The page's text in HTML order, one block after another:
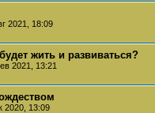
2021, 18:09
жить и развиваться?
2021, 13:21
2020, 13:09